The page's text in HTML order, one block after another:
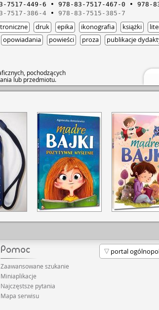
7517-449-6 978-83-7517-467-0
978-
7517-386-4 978-83-7515-385-7
druk epika ikonografia książki
opowiadania powieści proza publikacje
pochodzących
lub przedmiotu.
Zaawansowane szukanie
Miniaplikacje
Najczęstsze pytania
Mapa serwisu